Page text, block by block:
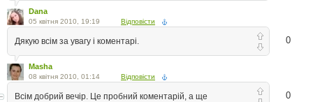
Dana
05 квітня 2010, 19:19 Відповісти
0
Дякую всім за увагу і коментарі.
Masha
08 квітня 2010, 01:14 Відповісти
0
Всім добрий вечір. Це пробний коментарій, а ще